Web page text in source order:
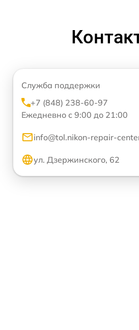
Служба поддержки
+7 (848) 238-60-97
Ежедневно с 9:00 до 21:00
info@tol.nikon-repair-
ул. Дзержинского, 62